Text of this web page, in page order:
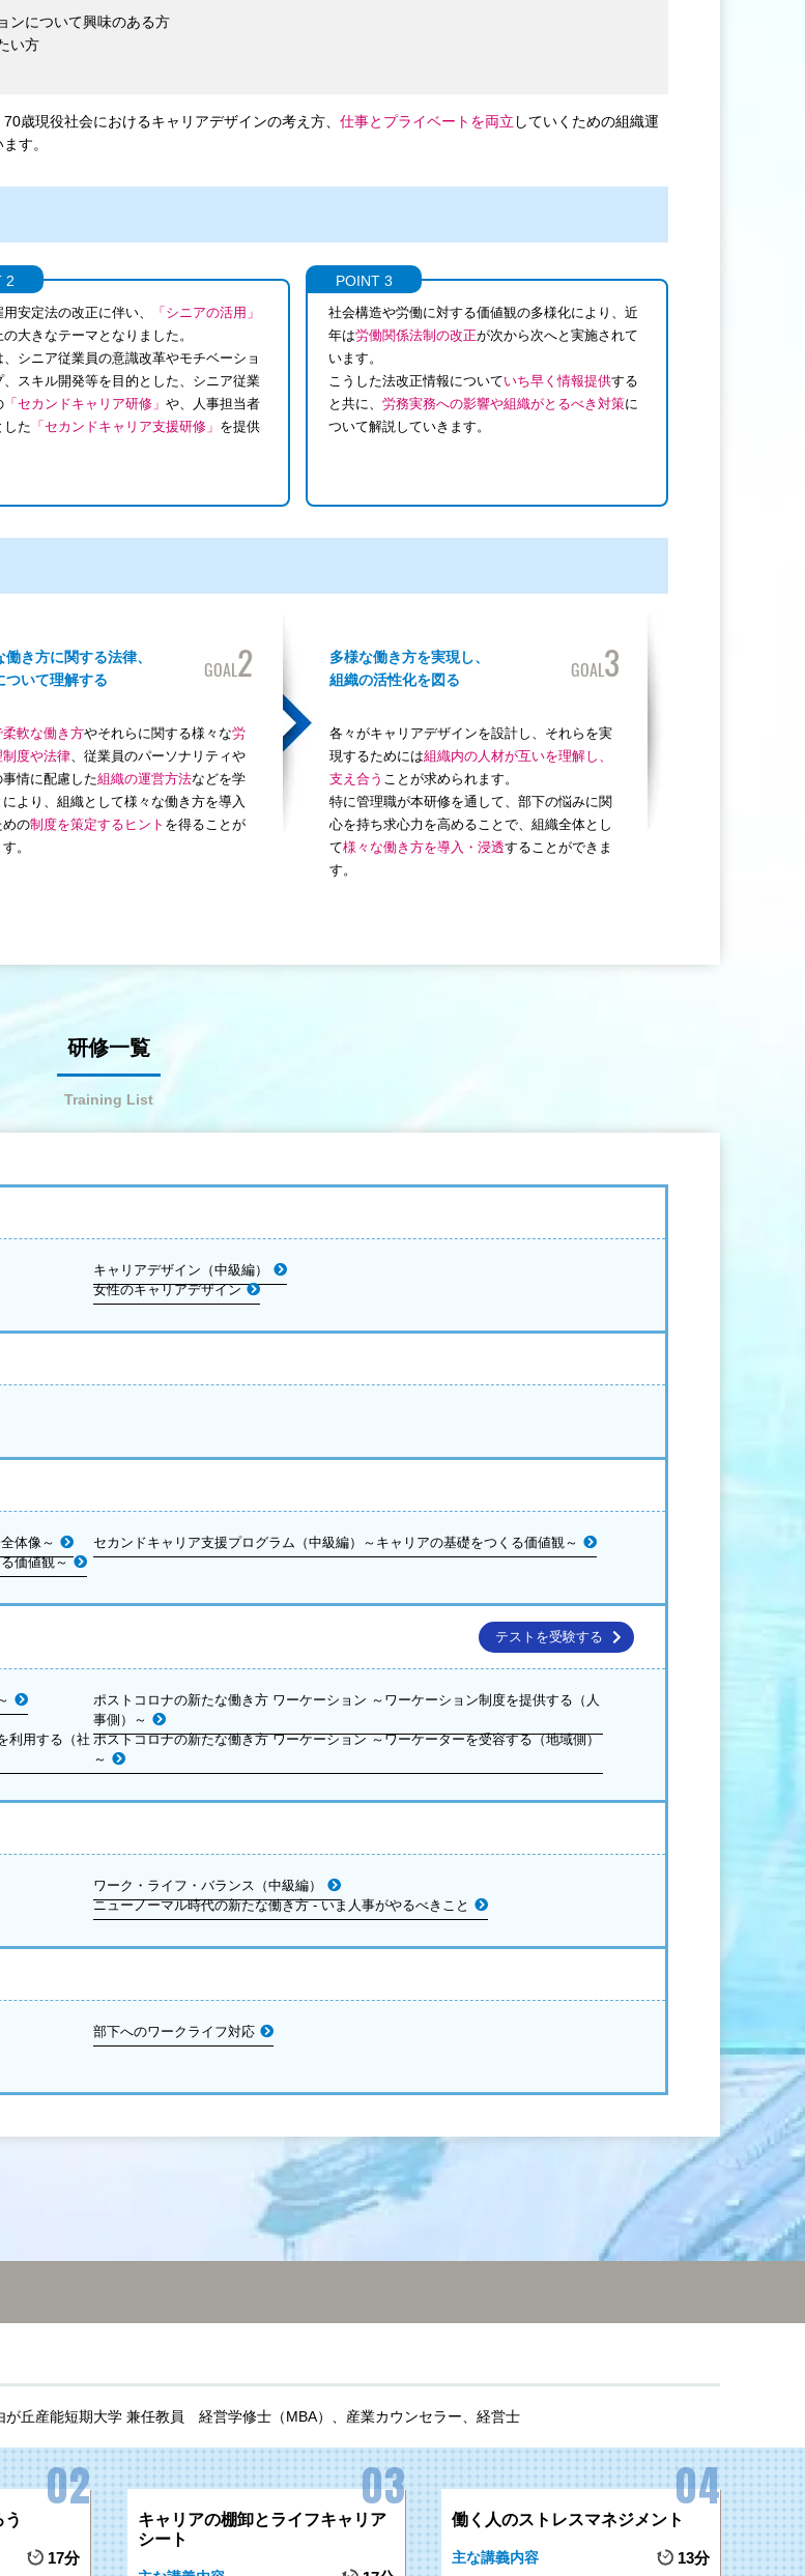
ンについて興味のある方
い方
歳現役社会におけるキャリアデザインの考え方、 仕事とプライベートを両立 していくための組織運
す。
2
安定法の改正に伴い、
「シニアの活用」
大きなテーマとなりました。
、シニア従業員の意識改革やモチベーショ
、スキル開発等を目的とした、シニア従業
「セカンドキャリア研修」 や、人事担当者
した 「セカンドキャリア支援研修」 を提供
POINT 3
社会構造や労働に対する価値観の多様化により、近
年は労働関係法制の改正が次から次へと実施されて
います。
こうした法改正情報についていち早く情報提供する
と共に、 労務実務への影響や組織がとるべき対策に
ついて解説していきます。
GOAL2
働き方に関する法律、
ついて理解する
柔軟な働き方やそれらに関する様々な労
制度や法律、従業員のパーソナリティや
事情に配慮した組織の運営方法などを学
より、組織として様々な働き方を導入
めの制度を策定するヒント を得ることが
。
GOAL3
多様な働き方を実現し、
組織の活性化を図る
各々がキャリアデザインを設計し、それらを実
現するためには組織内の人材が互いを理解し、
支え合う ことが求められます。
特に管理職が本研修を通して、部下の悩みに関
心を持ち求心力を高めることで、組織全体とし
て様々な働き方を導入・浸透することができま
す。
研修一覧
Training List
キャリアデザイン（中級編）
女性のキャリアデザイン
体像～
セカンドキャリア支援プログラム（中級編）～キャリアの基礎をつくる価値観～
価値観～
テストを受験する
ポストコロナの新たな働き方 ワーケーション ～ワーケーション制度を提供する（人
事側）～
利用する（社 ポストコロナの新たな働き方 ワーケーション ～ワーケーターを受容する（地域側）
～
ワーク・ライフ・バランス（中級編）
ニューノーマル時代の新たな働き方 - いま人事がやるべきこと
部下へのワークライフ対応
が丘産能短期大学 兼任教員 経営学修士（MBA）、産業カウンセラー、経営士
17分
キャリアの棚卸とライフキャリア
シート
働く人のストレスマネジメント
主な講義内容 13分